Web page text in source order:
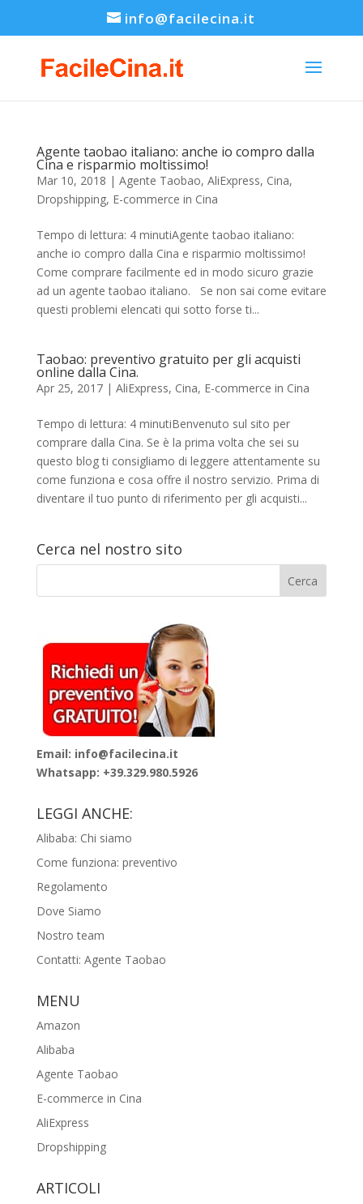
info@facilecina.it
Agente taobao italiano: anche io compro dalla
Cina e risparmio moltissimo!
Mar 10, 2018 | Agente Taobao, AliExpress, Cina,
Dropshipping, E-commerce in Cina
Tempo di lettura: 4 minutiAgente taobao italiano:
anche io compro dalla Cina e risparmio moltissimo!
Come comprare facilmente ed in modo sicuro grazie
ad un agente taobao italiano. Se non sai come evitare
questi problemi elencati qui sotto forse ti...
Taobao: preventivo gratuito per gli acquisti
online dalla Cina.
Apr 25, 2017| AliExpress, Cina, E-commerce in Cina
Tempo di lettura: 4 minutiBenvenuto sul sito per
comprare dalla Cina. Se è la prima volta che sei su
questo blog ti consigliamo di leggere attentamente su
come funziona e cosa offre il nostro servizio. Prima di
diventare il tuo punto di riferimento per gli acquisti...
Cerca nel nostro sito
Email: info@facilecina.it
Whatsapp: +39.329.980.5926
LEGGI ANCHE:
Alibaba: Chi siamo
Come funziona: preventivo
Regolamento
Dove Siamo
Nostro team
Contatti: Agente Taobao
MENU
Amazon
Alibaba
Agente Taobao
E-commerce in Cina
AliExpress
Dropshipping
ARTICOLI